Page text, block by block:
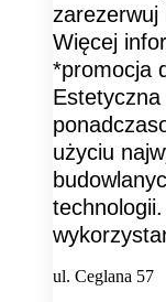
zarezerwuj
Więcej
*promocja
Estetyczna
użyciu
ul. Ceglana 57